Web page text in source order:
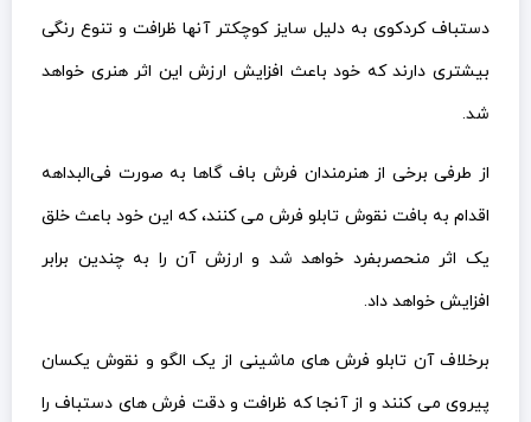
دستباف کردکوی به دلیل سایز کوچکتر آنها ظرافت و تنوع رنگی
بیشتری دارند که خود باعث افزایش ارزش این اثر هنری خواهد
شد.
از طرفی برخی از هنرمندان فرش باف گاها به صورت فی‌البداهه
اقدام به بافت نقوش تابلو فرش می کنند، که این خود باعث خلق
یک اثر منحصربفرد خواهد شد و ارزش آن را به چندین برابر
افزایش خواهد داد.
برخلاف آن تابلو فرش های ماشینی از یک الگو و نقوش یکسان
پیروی می کنند و از آنجا که ظرافت و دقت فرش های دستباف را